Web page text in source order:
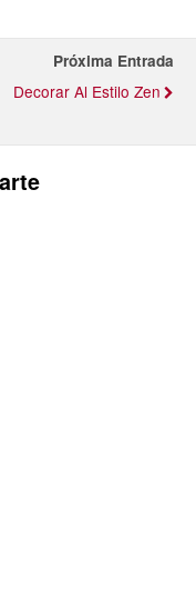
Próxima Entrada
Decorar Al Estilo Zen